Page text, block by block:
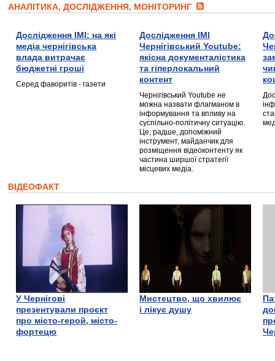
АНАЛІТИКА, ДОСЛІДЖЕННЯ, МОНІТОРИНГ
Дослідження ІМІ: на які
медіа чернігівська
влада витрачає
бюджетні гроші
Серед фаворитів - газети
Дослідження ІМІ
Чернігівський Youtube:
якісна документалістика
та гіперлокальний
контент
Чернігівський Youtube не
можна назвати флагманом в
інформування та впливу на
суспільно-політичну ситуацію.
Це, радше, допоміжний
інструмент, майданчик для
розміщення відеоконтенту як
частина ширшої стратегії
місцевих медіа.
ВІДЕОФАКТ
У Чернігові
презентували проєкт
про місто-герой, місто-
фортецю
Мистецтво, що хвилює
і лікує душу